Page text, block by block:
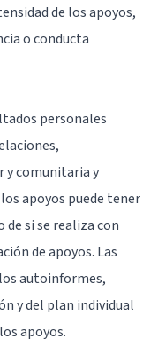
de los apoyos,
o conducta
personales
y comunitaria y
apoyos puede tener
si se realiza con
de apoyos. Las
autoinformes,
y del plan individual
apoyos.